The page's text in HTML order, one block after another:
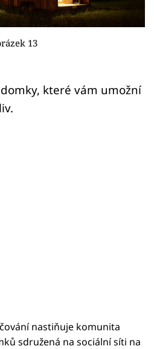
13
které vám umožní
nastiňuje komunita
sdružená na sociální síti na